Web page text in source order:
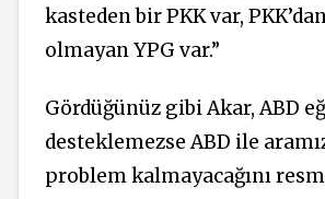
kasteden bir PKK var,
olmayan YPG var.”
Gördüğünüz gibi Akar, ABD
desteklemezse ABD ile
problem kalmayacağını